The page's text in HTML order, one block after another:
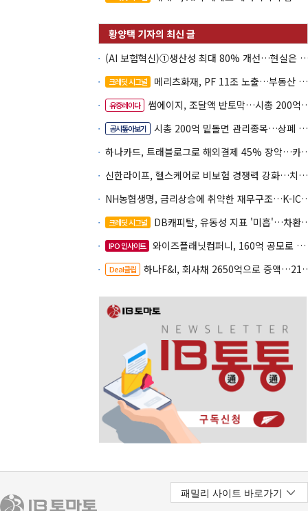
(AI 보험혁신)①생산성 최대 80%
크레딧 시그널 메리츠화재, PF 11조 노출…부동산 사업성 저하 우려
유증레이다 썸에이지, 조달액 반토막…시총 200억 못 넘으면 철회
공시톺아보기
시총 200억 밑돌면 관리종목…상폐 피하려면
하나카드, 트래블로그로 해
신한라이프, 헬스케어로 비보험 경쟁력 강화…치매·간병 공략
NH농협생명, 금리상승에 취
크레딧 시그널 DB캐피탈, 유동성 지표 '미흡'…차환 부담 커진다
IPO 인사이트 와이즈플래닛컴퍼니, 160억 공모로 글로벌 확장
Deal클립 하나F&I, 회사채 2650억으로 증액…2150억은 차환